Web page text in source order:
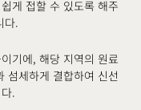
.
기에, 해당 지역의 원료
세하게 결합하여 신선
.